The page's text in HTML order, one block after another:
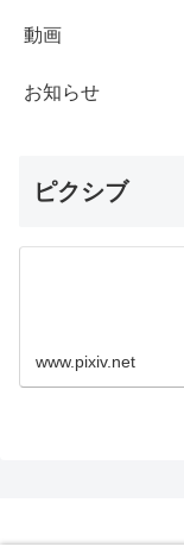
動画
お知らせ
ピクシブ
www.pixiv.net